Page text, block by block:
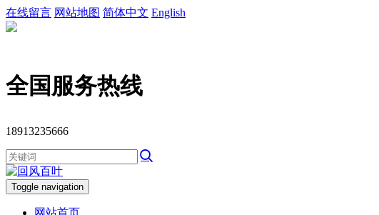
在线留言 网站地图 简体中文 English
全国服务热线
18913235666
Toggle navigation
网站首页